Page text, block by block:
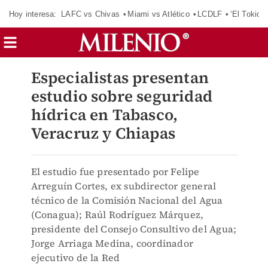
Hoy interesa: LAFC vs Chivas Miami vs Atlético LCDLF ‘El Tokio’
Especialistas presentan
estudio sobre seguridad
hídrica en Tabasco,
Veracruz y Chiapas
El estudio fue presentado por Felipe
Arreguín Cortes, ex subdirector general
técnico de la Comisión Nacional del Agua
(Conagua); Raúl Rodríguez Márquez,
presidente del Consejo Consultivo del Agua;
Jorge Arriaga Medina, coordinador
ejecutivo de la Red